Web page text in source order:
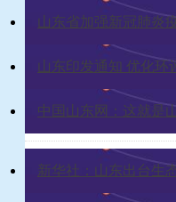
山东省加强新冠肺炎
山东印发通知 优化环
中国山东网：这就是
新华社：山东出台生